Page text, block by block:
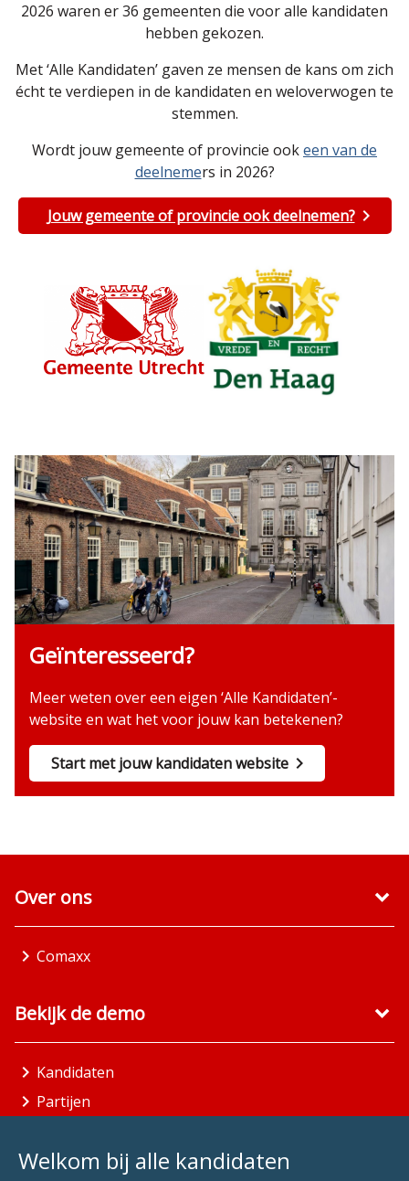
2026 waren er 36 gemeenten die voor alle kandidaten
hebben gekozen.
Met ‘Alle Kandidaten’ gaven ze mensen de kans om zich
écht te verdiepen in de kandidaten en weloverwogen te
stemmen.
Wordt jouw gemeente of provincie ookeen van de
deelnemers in 2026?
Jouw gemeente of provincie ook deelnemen?
Geïnteresseerd?
Meer weten over een eigen ‘Alle Kandidaten’-
website en wat het voor jouw kan betekenen?
Start met jouw kandidaten website
Welkom bij alle kandidaten
Over ons
Comaxx
Bekijk de demo
Kandidaten
Partijen
Aandachtsgebieden